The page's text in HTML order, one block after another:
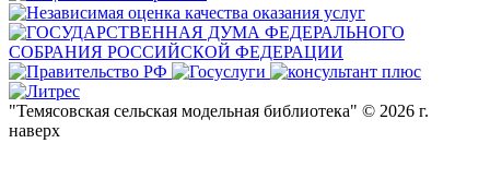
"Темясовская сельская модельная библиотека" © 2026 г.
наверх